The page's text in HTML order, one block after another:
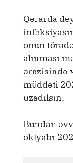
Qərarda
onun
alınması
ərazisində
müddəti
uzadılsın.
Bundan
oktyabr